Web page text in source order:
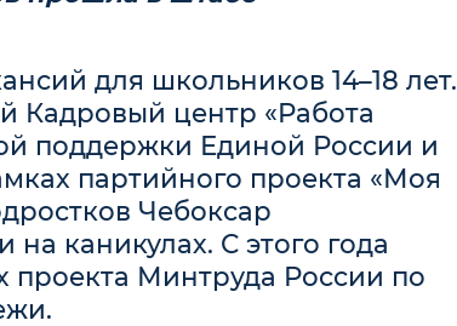
для школьников 14–18 лет.
Кадровый центр «Работа
поддержки Единой России и
партийного проекта «Моя
Чебоксар
каникулах. С этого года
проекта Минтруда России по